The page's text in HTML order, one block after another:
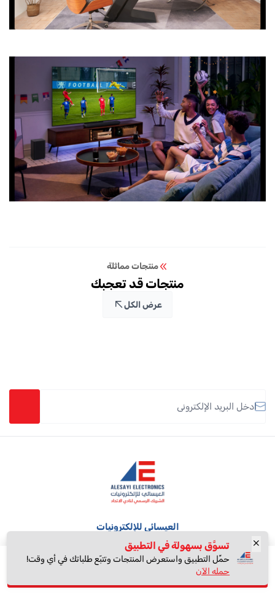
منتجات مماثلة
منتجات قد تعجبك
عرض الكل
العيسائي للإلكترونيات
تسوّق بكل ثقة من الوكيل !
تسوَّق بسهولة في التطبيق
حمِّل التطبيق واستعرض المنتجات وتتبّع طلباتك في أي وقت!
حمله الآن